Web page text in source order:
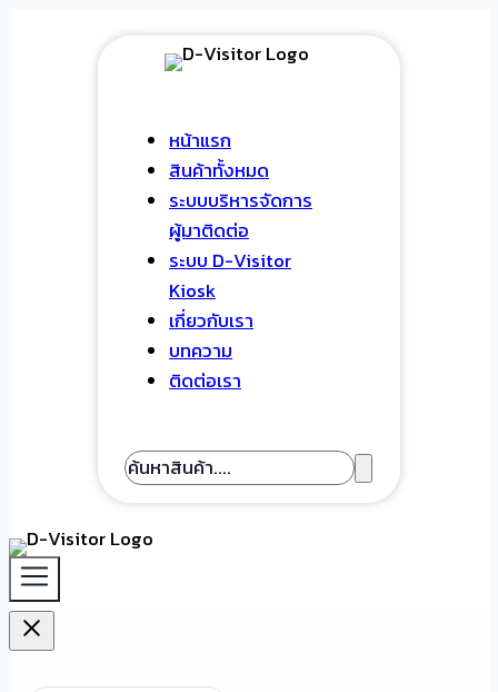
หน้าแรก
สินค้าทั้งหมด
ระบบบริหารจัดการ
ผู้มาติดต่อ
ระบบ D-Visitor
Kiosk
เกี่ยวกับเรา
บทความ
ติดต่อเรา